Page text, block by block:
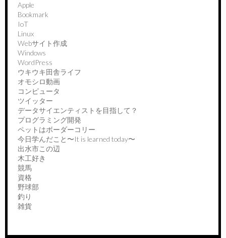
Apple
Bookmark
IoT
Linux
Webサイト作成
Windows
WordPress
ウキウキ田舎ライフ
オモシロ動画
コンピュータ
ツイッター
データサイエンティストを目指して？
プログラミング開発
ペットはボーダーコリー
今日学んだこと〜It is learned today〜
出水市この辺
木工好き
競馬
資格
野球部
釣り
雑貨